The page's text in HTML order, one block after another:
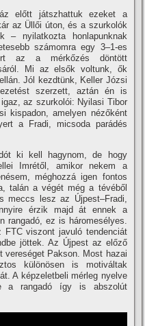
előtt játszhattuk ezeket a
az Üllői úton, és a szurkolók
– nyilatkozta honlapunknak
számomra egy 3–1-es
az a mérkőzés döntött
Mi az elsők voltunk, ők
Jól kezdtünk, Keller Józsi
szerzett, aztán én is
az szurkolói: Nyilasi Tibor
kispadon, amelyen nézőként
a Fradi, micsoda parádés
ki kell hagynom, de hogy
Imrétől, amikor nekem a
méghozzá igen fontos
talán a végét még a tévéből
meccs lesz az Újpest–Fradi,
érzik majd át ennek a
rangadó, ez is háromesélyes.
viszont javuló tendenciát
jöttek. Az Újpest az előző
vereséget Pakson. Most hazai
különösen is motiváltak
A képzeletbeli mérleg nyelve
a rangadó í­gy is abszolút